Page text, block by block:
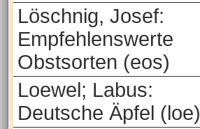
Löschnig, Josef:
Empfehlenswerte
Obstsorten (eos)
Loewel; Labus:
Deutsche Äpfel (loe)